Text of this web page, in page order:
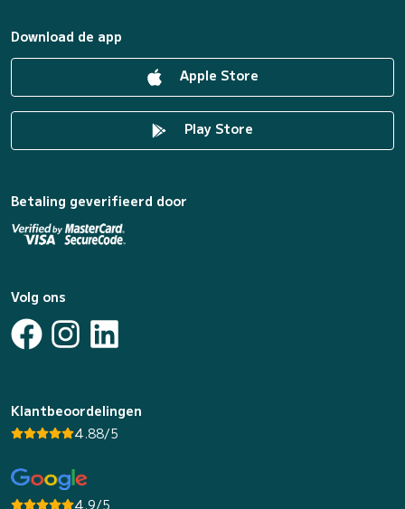
Download de app
Apple Store
Play Store
Betaling geverifieerd door
Volg ons
Klantbeoordelingen
4.88/5
4.9/5